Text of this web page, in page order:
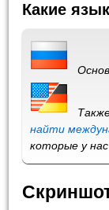
Какие
найти
которые у